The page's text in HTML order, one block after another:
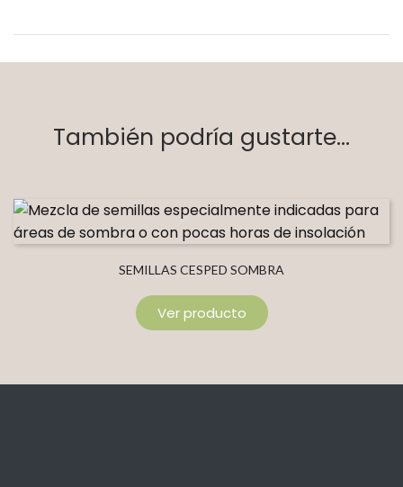
También podría gustarte...
SEMILLAS CESPED SOMBRA
Ver producto